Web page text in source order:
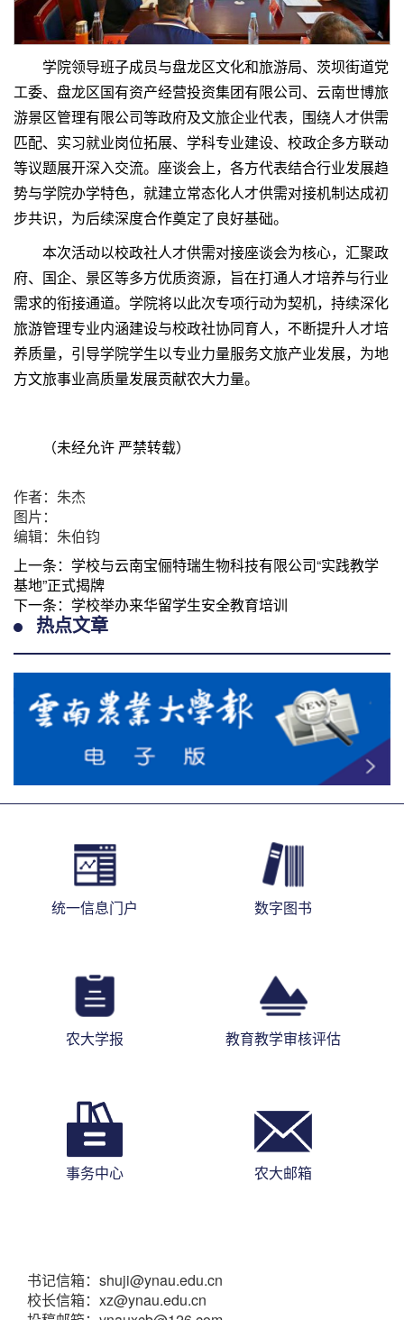
学院领导班子成员与盘龙区文化和旅游局、茨坝街道党
工委、盘龙区国有资产经营投资集团有限公司、云南世博旅
游景区管理有限公司等政府及文旅企业代表，围绕人才供需
匹配、实习就业岗位拓展、学科专业建设、校政企多方联动
等议题展开深入交流。座谈会上，各方代表结合行业发展趋
势与学院办学特色，就建立常态化人才供需对接机制达成初
步共识，为后续深度合作奠定了良好基础。
本次活动以校政社人才供需对接座谈会为核心，汇聚政
府、国企、景区等多方优质资源，旨在打通人才培养与行业
需求的衔接通道。学院将以此次专项行动为契机，持续深化
旅游管理专业内涵建设与校政社协同育人，不断提升人才培
养质量，引导学院学生以专业力量服务文旅产业发展，为地
方文旅事业高质量发展贡献农大力量。
（未经允许 严禁转载）
作者：朱杰
图片：
编辑：朱伯钧
上一条： 学校与云南宝俪特瑞生物科技有限公司“实践教学
基地”正式揭牌
下一条： 学校举办来华留学生安全教育培训
热点文章
统一信息门户 数字图书
农大学报 教育教学审核评估
事务中心 农大邮箱
书记信箱：shuji@ynau.edu.cn
校长信箱：xz@ynau.edu.cn